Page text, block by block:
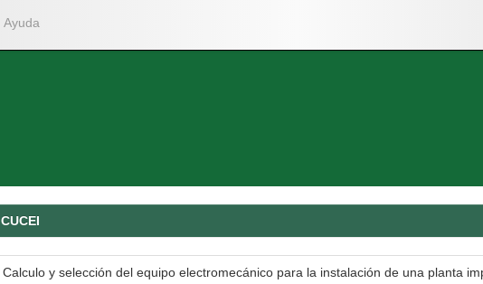
Ayuda
CUCEI
Calculo y selección del equipo electromecánico para la instalación de una planta